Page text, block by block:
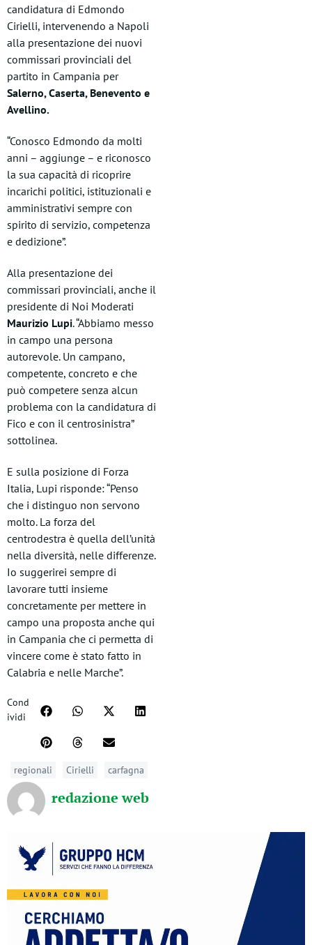
candidatura di Edmondo
Cirielli, intervenendo a Napoli
alla presentazione dei nuovi
commissari provinciali del
partito in Campania per
Salerno, Caserta, Benevento e
Avellino.
“Conosco Edmondo da molti
anni – aggiunge – e riconosco
la sua capacità di ricoprire
incarichi politici, istituzionali e
amministrativi sempre con
spirito di servizio, competenza
e dedizione”.
Alla presentazione dei
commissari provinciali, anche il
presidente di Noi Moderati
Maurizio Lupi. “Abbiamo messo
in campo una persona
autorevole. Un campano,
competente, concreto e che
può competere senza alcun
problema con la candidatura di
Fico e con il centrosinistra”
sottolinea.
E sulla posizione di Forza
Italia, Lupi risponde: “Penso
che i distinguo non servono
molto. La forza del
centrodestra è quella dell’unità
nella diversità, nelle differenze.
Io suggerirei sempre di
lavorare tutti insieme
concretamente per mettere in
campo una proposta anche qui
in Campania che ci permetta di
vincere come è stato fatto in
Calabria e nelle Marche”.
Cond
ividi
regionali Cirielli carfagna
redazione web